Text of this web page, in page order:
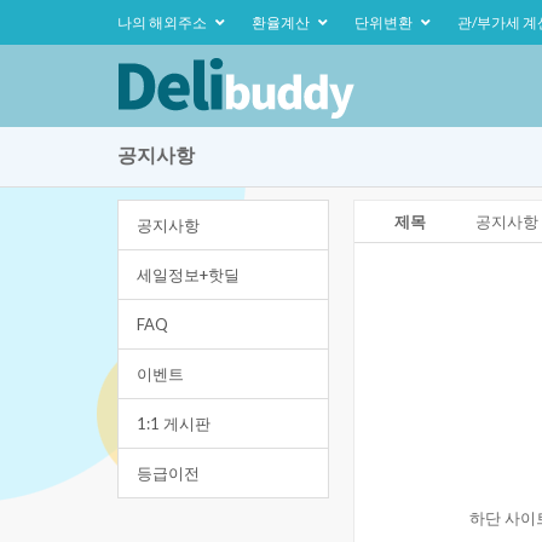
나의해외주소 환율계산 단위변환 관/부가세계
공지사항
공지사항
세일정보+핫딜
FAQ
이벤트
1:1게시판
등급이전
제목 공지사
하단사이